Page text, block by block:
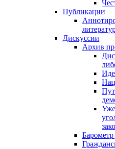
Публикации
Дискуссии
Архив